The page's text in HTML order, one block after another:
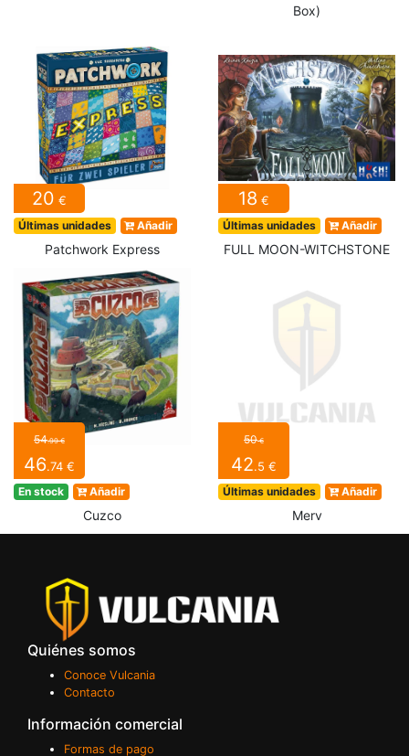
Box)
20 €
Últimas unidades Añadir
Patchwork Express
18 €
Últimas unidades Añadir
FULL MOON-WITCHSTONE
54.99 €
46.74 €
En stock Añadir
Cuzco
50€
42.5 €
Últimas unidades Añadir
Merv
Quiénes somos
Conoce Vulcania
Contacto
Información comercial
Formas de pago